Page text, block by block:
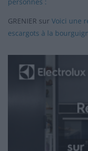
personnes :
GRENIER sur Voici une
escargots à la